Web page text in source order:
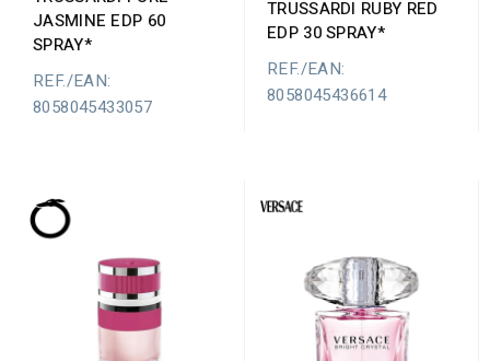
JASMINE EDP 60
SPRAY*
REF./EAN:
8058045433057
TRUSSARDI RUBY RED
EDP 30 SPRAY*
REF./EAN:
8058045436614